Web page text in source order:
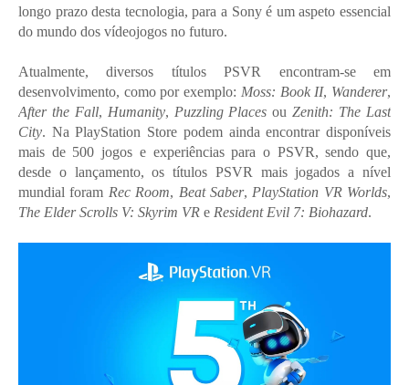
longo prazo desta tecnologia, para a Sony é um aspeto essencial
do mundo dos vídeojogos no futuro.
Atualmente, diversos títulos PSVR encontram-se em
desenvolvimento, como por exemplo: Moss: Book II, Wanderer,
After the Fall, Humanity, Puzzling Places ouZenith: The Last
City. Na PlayStation Store podem ainda encontrar disponíveis
mais de 500 jogos e experiências para o PSVR, sendo que,
desde o lançamento, os títulos PSVR mais jogados a nível
mundial foram Rec Room, Beat Saber, PlayStation VR Worlds,
The Elder Scrolls V: Skyrim VR e Resident Evil 7: Biohazard.